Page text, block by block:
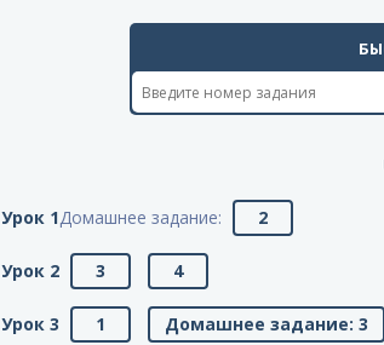
Урок 1Домашнее задание: 2
Урок 2 3 4
Урок 3 1 Домашнее задание: 3